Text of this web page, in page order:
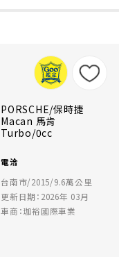
PORSCHE/保時捷
Macan 馬肯
Turbo/0cc
電洽
台南市/2015/9.6萬公里
更新日期：2026年 03月
車商：珈裕國際車業